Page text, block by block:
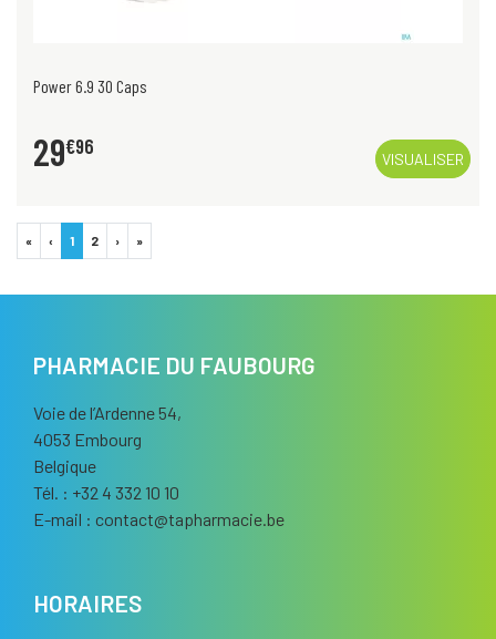
Power 6.9 30 Caps
29€96
VISUALISER
« ‹ 1 2 › »
PHARMACIE DU FAUBOURG
Voie de l’Ardenne 54,
4053 Embourg
Belgique
Tél. : +32 4 332 10 10
E-mail : contact@tapharmacie.be
HORAIRES